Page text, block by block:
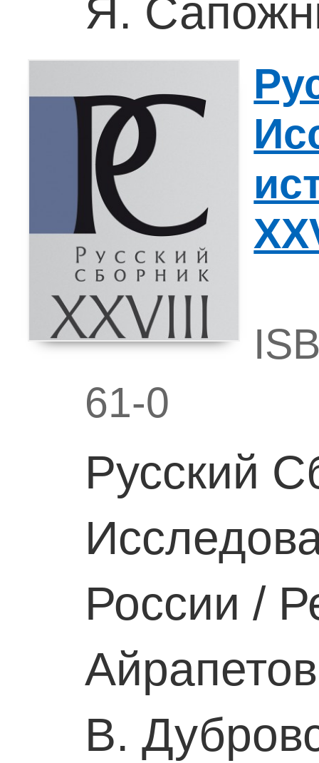
Я.
61-0
Русский
России /
В.